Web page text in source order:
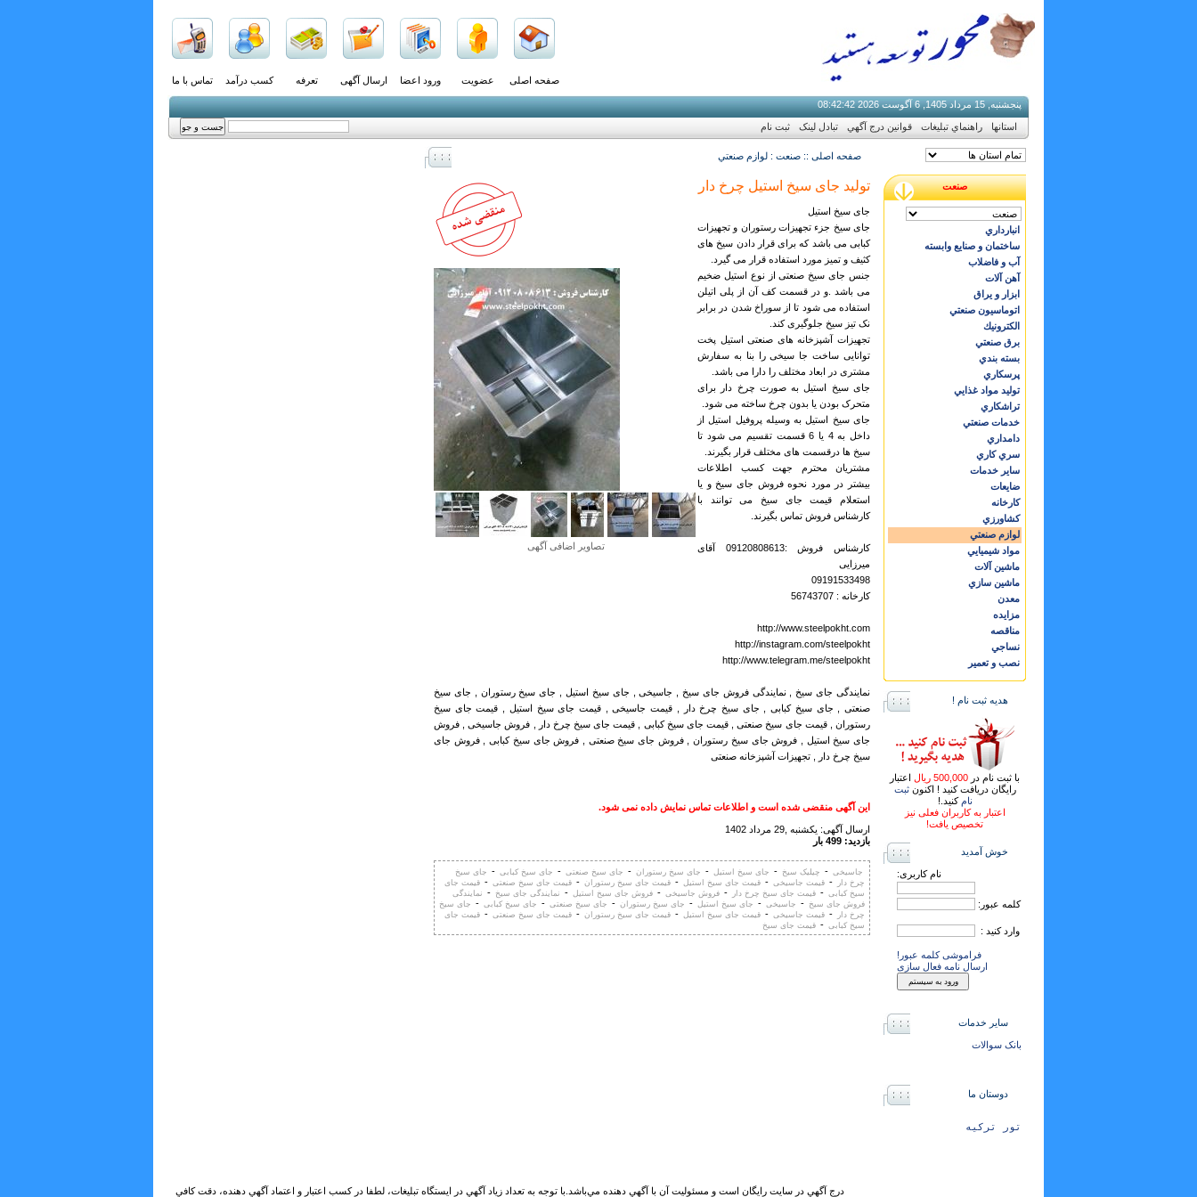
صفحه اصلی عضویت ورود اعضا ارسال آگهی تعرفه کسب درآمد تماس با ما
پنجشنبه, 15 مرداد 1405, 6 آگوست 2026 08:42:43
استانها راهنماي تبليغات قوانين درج آگهي تبادل لینک ثبت نام
صنعت
انبارداري
ساختمان و صنایع وابسته
آب و فاضلاب
آهن آلات
ابزار و يراق
اتوماسيون صنعتي
الكترونيك
برق صنعتي
بسته بندي
پرسكاري
توليد مواد غذايي
تراشكاري
خدمات صنعتي
دامداري
سري كاري
ساير خدمات
ضايعات
كارخانه
كشاورزي
لوازم صنعتي
مواد شيميايي
ماشين آلات
ماشين سازي
معدن
مزايده
مناقصه
نساجي
نصب و تعمير
هدیه ثبت نام !
با ثبت نام در 500,000 ریال
اعتبار
رایگان دریافت کنید ! اکنونثبت
نام کنید.!
اعتبار به کاربران فعلی نیز
تخصیص یافت!
خوش آمدید
نام کاربری:
کلمه عبور:
وارد کنید :
فراموشی کلمه عبور!
ارسال نامه فعال سازی
سایر خدمات
بانک سوالات
دوستان ما
تور ترکیه
صفحه اصلی :: صنعت : لوازم صنعتي
تصاویر اضافی آگهی
تولید جای سیخ استیل چرخ دار
جای سیخ استیل
جای سیخ جزء تجهیزات رستوران و تجهیزات
کبابی می باشد که برای قرار دادن سیخ های
کثیف و تمیز مورد استفاده قرار می گیرد.
جنس جای سیخ صنعتی از نوع استیل ضخیم
می باشد .و در قسمت کف آن از پلی اتیلن
استفاده می شود تا از سوراخ شدن در برابر
نک تیز سیخ جلوگیری کند.
تجهیزات آشپزخانه های صنعتی استیل پخت
توانایی ساخت جا سیخی را بنا به سفارش
مشتری در ابعاد مختلف را دارا می باشد.
جای سیخ استیل به صورت چرخ دار برای
متحرک بودن یا بدون چرخ ساخته می شود.
جای سیخ استیل به وسیله پروفیل استیل از
داخل به 4 یا 6 قسمت تقسیم می شود تا
سیخ ها درقسمت های مختلف قرار بگیرند.
مشتریان محترم جهت کسب اطلاعات
بیشتر در مورد نحوه فروش جای سیخ و یا
استعلام قیمت جای سیخ می توانند با
کارشناس فروش تماس بگیرند.
کارشناس فروش :09120808613 آقای
میرزایی
09191533498
کارخانه : 56743707
http://www.steelpokht.com
http://instagram.com/steelpokht
http://www.telegram.me/steelpokht
نمایندگی جای سیخ , نمایندگی فروش جای سیخ , جاسیخی , جای سیخ استیل , جای سیخ رستوران , جای سیخ
صنعتی , جای سیخ کبابی , جای سیخ چرخ دار , قیمت جاسیخی , قیمت جای سیخ استیل , قیمت جای سیخ
رستوران , قیمت جای سیخ صنعتی , قیمت جای سیخ کبابی , قیمت جای سیخ چرخ دار , فروش جاسیخی , فروش
جای سیخ استیل , فروش جای سیخ رستوران , فروش جای سیخ صنعتی , فروش جای سیخ کبابی , فروش جای
سیخ چرخ دار , تجهیزات آشپزخانه صنعتی
این آگهی منقضی شده است و اطلاعات تماس نمایش داده نمی شود.
ارسال آگهی: يكشنبه ,29 مرداد 1402
بازدید: 499 بار
جاسیخی - چیلیک سیخ - جای سیخ استیل - جای سیخ رستوران - جای سیخ صنعتی - جای سیخ کبابی - جای سیخ
چرخ دار
- قیمت جاسیخی - قیمت جای سیخ استیل - قیمت جای سیخ رستوران - قیمت جای سیخ صنعتی - قیمت جای
سیخ کبابی - قیمت جای سیخ چرخ دار - فروش جاسیخی - فروش جای سیخ استیل - نمایندگی جای سیخ - نمایندگی
فروش جای سیخ - جاسیخی - جای سیخ استیل - جای سیخ رستوران - جای سیخ صنعتی - جای سیخ کبابی - جای سیخ
چرخ دار
- قیمت جاسیخی - قیمت جای سیخ استیل - قیمت جای سیخ رستوران - قیمت جای سیخ صنعتی - قیمت جای
سیخ کبابی - قیمت جای سیخ
درج آگهي در سايت رايگان است و مسئوليت آن با آگهي دهنده مي‌باشد.با توجه به تعداد زياد آگهي در ايستگاه تبلیغات، لطفا در كسب اعتبار و اعتماد آگهي دهنده، دقت كافي